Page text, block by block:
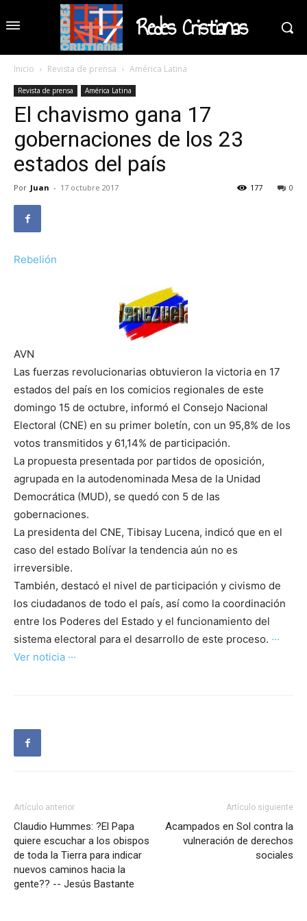
Redes Cristianas
Inicio Revista de prensa América Latina
Revista de prensa América Latina
El chavismo gana 17
gobernaciones de los 23
estados del país
Por Juan - 17 octubre 2017 0
177
Rebelión
AVN
Las fuerzas revolucionarias obtuvieron la victoria en 17
estados del país en los comicios regionales de este
domingo 15 de octubre, informó el Consejo Nacional
Electoral (CNE) en su primer boletín, con un 95,8% de los
votos transmitidos y 61,14% de participación.
La propuesta presentada por partidos de oposición,
agrupada en la autodenominada Mesa de la Unidad
Democrática (MUD), se quedó con 5 de las
gobernaciones.
La presidenta del CNE, Tibisay Lucena, indicó que en el
caso del estado Bolívar la tendencia aún no es
irreversible.
También, destacó el nivel de participación y civismo de
los ciudadanos de todo el país, así como la coordinación
entre los Poderes del Estado y el funcionamiento del
sistema electoral para el desarrollo de este proceso. ···
Ver noticia ···
Artículo anterior
Claudio Hummes: ?El Papa
quiere escuchar a los obispos
de toda la Tierra para indicar
nuevos caminos hacia la
gente?? -- Jesús Bastante
Artículo siguiente
Acampados en Sol contra la
vulneración de derechos
sociales